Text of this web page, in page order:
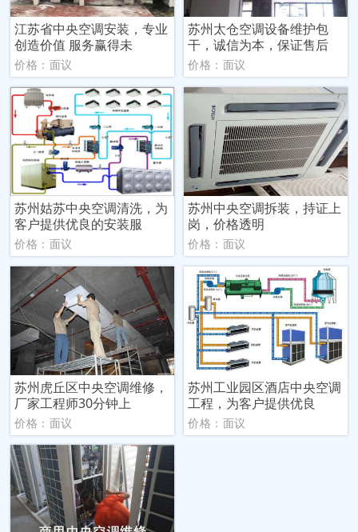
江苏省中央空调安装，专业
创造价值 服务赢得未
价格：面议
苏州太仓空调设备维护包
干，诚信为本，保证售后
价格：面议
苏州姑苏中央空调清洗，为
客户提供优良的安装服
价格：面议
苏州中央空调拆装，持证上
岗，价格透明
价格：面议
苏州虎丘区中央空调维修，
厂家工程师30分钟上
价格：面议
苏州工业园区酒店中央空调
工程，为客户提供优良
价格：面议